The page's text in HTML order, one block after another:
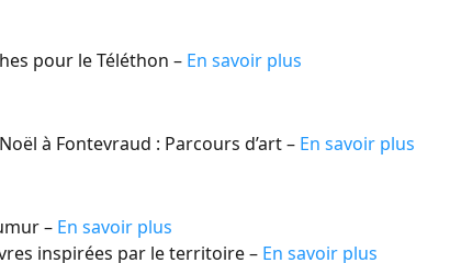
pour le Téléthon – En savoir plus
à Fontevraud : Parcours d’art – En savoir plus
– En savoir plus
inspirées par le territoire – En savoir plus